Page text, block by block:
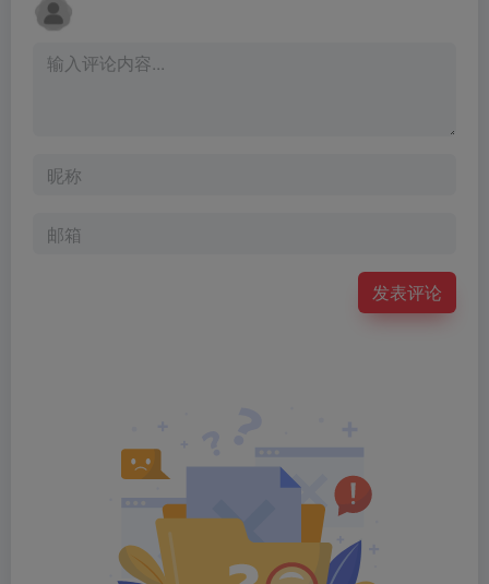
发表评论